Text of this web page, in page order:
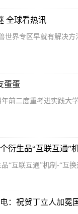
全球看热讯
世界专区早就有解决方
蛋蛋
前二度重考进实践大
衍生品“互联互通”
“互联互通”机制-“互换